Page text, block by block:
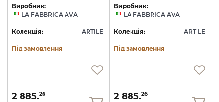
Виробник:
LA FABBRICA AVA
Колекція: ARTILE
Під замовлення
2 885.26
Виробник:
LA FABBRICA AVA
Колекція: ARTILE
Під замовлення
2 885.26